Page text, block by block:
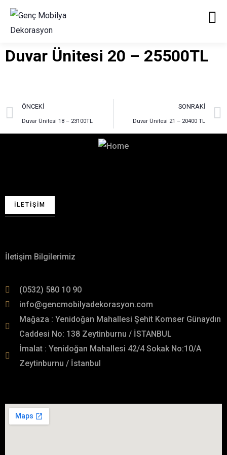
Duvar Ünitesi 20 – 25500TL
ÖNCEKI
Duvar Ünitesi 18 – 23100TL
SONRAKI
Duvar Ünitesi 21 – 20400 TL
İLETIŞIM
İletişim Bilgilerimiz
(0532) 580 10 90
info@gencmobilyadekorasyon.com
Mağaza : Yenidoğan Mahallesi Şehit Komser Günaydın
Caddesi No: 138 Zeytinburnu / İSTANBUL
İmalat : Yenidoğan Mahallesi 42/4 Sokak No:10/A
Zeytinburnu / İstanbul